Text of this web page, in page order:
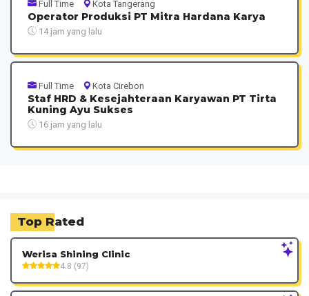
Full Time Kota Tangerang
Operator Produksi PT Mitra Hardana Karya
14 jam yang lalu
Full Time Kota Cirebon
Staf HRD & Kesejahteraan Karyawan PT Tirta
Kuning Ayu Sukses
16 jam yang lalu
Top Rated
Werisa Shining Clinic
4.8 (97)